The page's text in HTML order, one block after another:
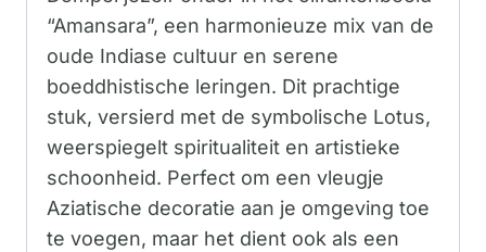
“Amansara”, een harmonieuze mix van de
oude Indiase cultuur en serene
boeddhistische leringen. Dit prachtige
stuk, versierd met de symbolische Lotus,
weerspiegelt spiritualiteit en artistieke
schoonheid. Perfect om een ​​vleugje
Aziatische decoratie aan je omgeving toe
te voegen, maar het dient ook als een